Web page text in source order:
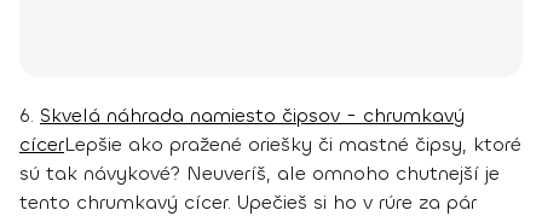
6. Skvelá náhrada namiesto čipsov - chrumkavý
cícerLepšie ako pražené oriešky či mastné čipsy, ktoré
sú tak návykové? Neuveríš, ale omnoho chutnejší je
tento chrumkavý cícer. Upečieš si ho v rúre za pár